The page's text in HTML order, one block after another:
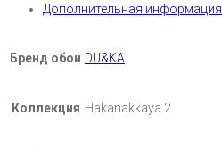
Дополнительная информация
Бренд обои DU&KA
Коллекция Hakanakkaya 2